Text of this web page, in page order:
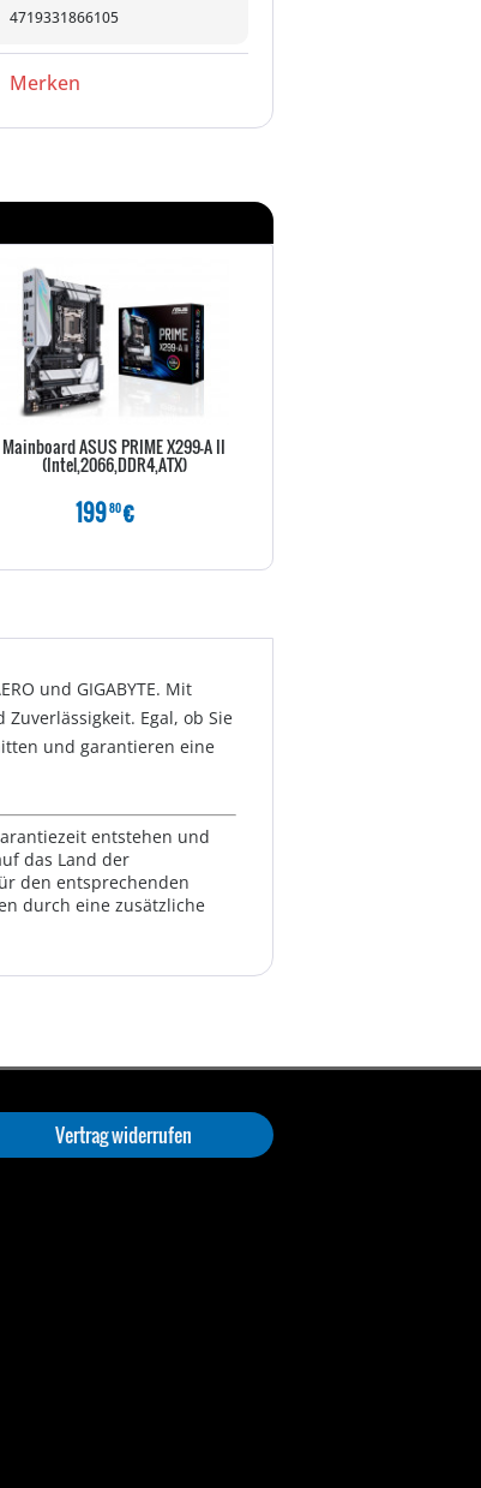
4719331866105
Merken
Mainboard ASUS PRIME X299-A II
(Intel,2066,DDR4,ATX)
19980€
und GIGABYTE. Mit
Egal, ob Sie
und garantieren eine
entstehen und
das Land der
den entsprechenden
durch eine zusätzliche
Vertrag widerrufen